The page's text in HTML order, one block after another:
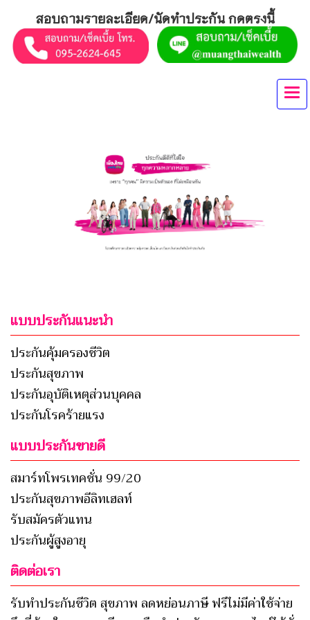
สอบถามรายละเอียด/นัดทำประกัน กดตรงนี้
แบบประกันแนะนำ
ประกันคุ้มครองชีวิต
ประกันสุขภาพ
ประกันอุบัติเหตุส่วนบุคคล
ประกันโรคร้ายแรง
แบบประกันขายดี
สมาร์ทโพรเทคชั่น 99/20
ประกันสุขภาพอีลิทเฮลท์
รับสมัครตัวแทน
ประกันผู้สูงอายุ
ติดต่อเรา
รับทำประกันชีวิต สุขภาพ ลดหย่อนภาษี ฟรีไม่มีค่าใช้จ่าย